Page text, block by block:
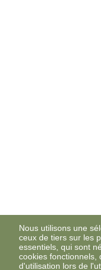
Nous utilisons une
ceux de tiers sur les
essentiels, qui sont
cookies fonctionnels,
d'utilisation lors de